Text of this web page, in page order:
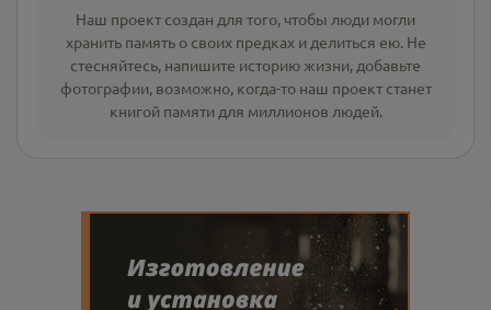
Наш проект создан для того, чтобы люди могли
хранить память о своих предках и делиться ею. Не
стесняйтесь, напишите историю жизни, добавьте
фотографии, возможно, когда-то наш проект станет
книгой памяти для миллионов людей.